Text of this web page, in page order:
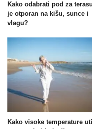
Kako odabrati pod za
je otporan na kišu, sunce i
vlagu?
Kako visoke temperature